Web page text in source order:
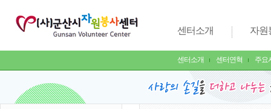
센터소개
센터소개 센터연혁 주요
자원